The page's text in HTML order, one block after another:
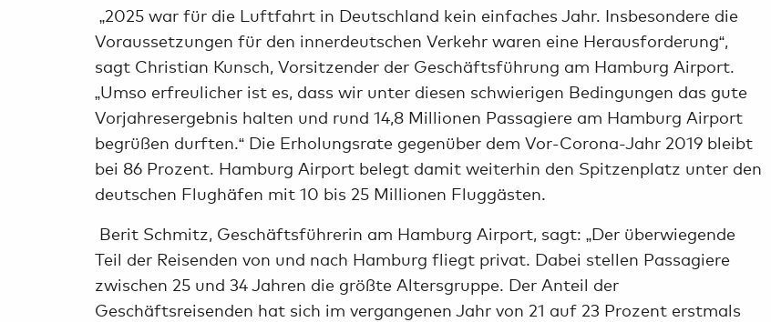
„2025 war für die Luftfahrt in Deutschland kein einfaches Jahr. Insbesondere die
Voraussetzungen für den innerdeutschen Verkehr waren eine Herausforderung“,
sagt Christian Kunsch, Vorsitzender der Geschäftsführung am Hamburg Airport.
„Umso erfreulicher ist es, dass wir unter diesen schwierigen Bedingungen das gute
Vorjahresergebnis halten und rund 14,8 Millionen Passagiere am Hamburg Airport
begrüßen durften.“ Die Erholungsrate gegenüber dem Vor-Corona-Jahr 2019 bleibt
bei 86 Prozent. Hamburg Airport belegt damit weiterhin den Spitzenplatz unter den
deutschen Flughäfen mit 10 bis 25 Millionen Fluggästen.
Berit Schmitz, Geschäftsführerin am Hamburg Airport, sagt: „Der überwiegende
Teil der Reisenden von und nach Hamburg fliegt privat. Dabei stellen Passagiere
zwischen 25 und 34 Jahren die größte Altersgruppe. Der Anteil der
Geschäftsreisenden hat sich im vergangenen Jahr von 21 auf 23 Prozent erstmals